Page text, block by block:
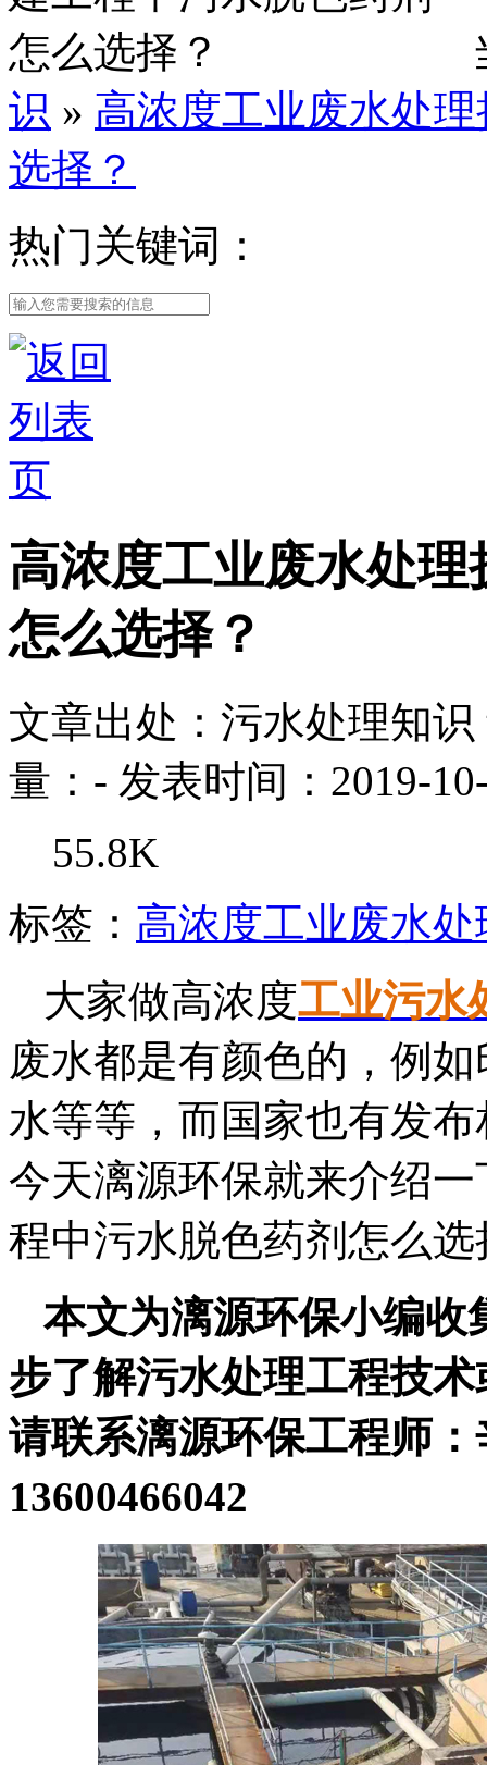
识 » 高浓度工业废水处
选择？
热门关键词：
高浓度工业废水处
怎么选择？
文章出处：污水处理知识
量： - 发表时间：2019-
55.8K
标签： 高浓度工业废水处
大家做高浓度工业污水
废水都是有颜色的，例
水等等，而国家也有发
今天漓源环保就来介绍
程中污水脱色药剂怎么选
本文为漓源环保小编收
步了解污水处理工程技
请联系漓源环保工程师：
13600466042